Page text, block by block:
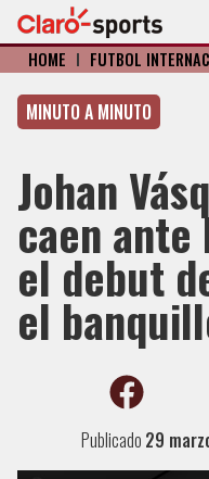
HOME I FÚTBOL
MINUTO A MINUTO
Johan
caen ante
el debut
el
Publicado 29